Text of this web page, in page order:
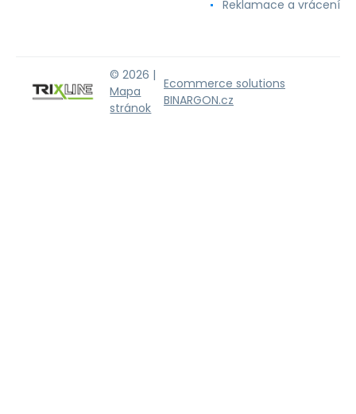
Reklamace a vrácení
© 2026 |
Mapa
stránok
Ecommerce solutions
BINARGON.cz